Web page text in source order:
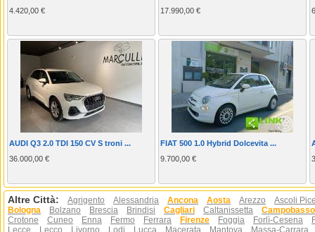
4.420,00 €
17.990,00 €
AUDI Q3 2.0 TDI 150 CV S troni ...
36.000,00 €
FIAT 500 1.0 Hybrid Dolcevita ...
9.700,00 €
Altre Città: Agrigento Alessandria Ancona Aosta Arezzo
Ascoli
Bologna
Bolzano Brescia Brindisi Cagliari Caltanissetta
Campobasso
Crotone
Cuneo Enna Fermo Ferrara Firenze Foggia Forlì-Cesena
Lecce
Lecco Livorno Lodi Lucca Macerata Mantova
Massa-Carrara